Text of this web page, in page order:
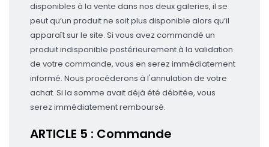
disponibles à la vente dans nos deux galeries, il se
peut qu’un produit ne soit plus disponible alors qu’il
apparaît sur le site. Si vous avez commandé un
produit indisponible postérieurement à la validation
de votre commande, vous en serez immédiatement
informé. Nous procéderons à l'annulation de votre
achat. Si la somme avait déjà été débitée, vous
serez immédiatement remboursé.
ARTICLE 5 : Commande